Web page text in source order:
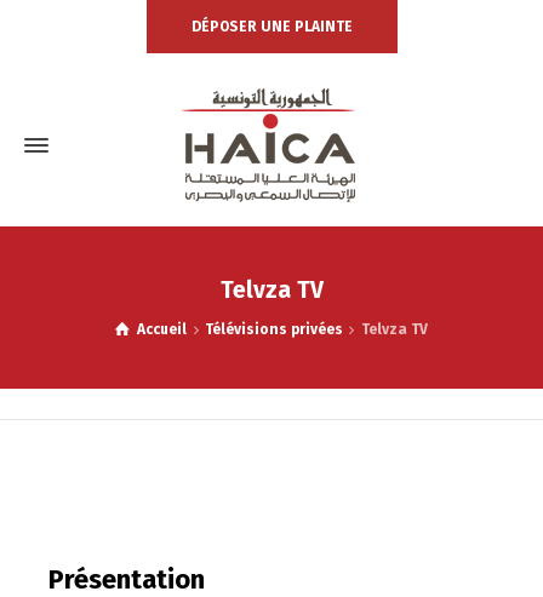
DÉPOSER UNE PLAINTE
Telvza TV
Accueil Télévisions privées Telvza TV
Présentation